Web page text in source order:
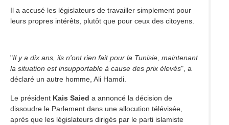
Il a accusé les législateurs de travailler simplement pour
leurs propres intérêts, plutôt que pour ceux des citoyens.
"Il y a dix ans, ils n'ont rien fait pour la Tunisie, maintenant
la situation est insupportable à cause des prix élevés", a
déclaré un autre homme, Ali Hamdi.
Le président Kais Saied a annoncé la décision de
dissoudre le Parlement dans une allocution télévisée,
après que les législateurs dirigés par le parti islamiste